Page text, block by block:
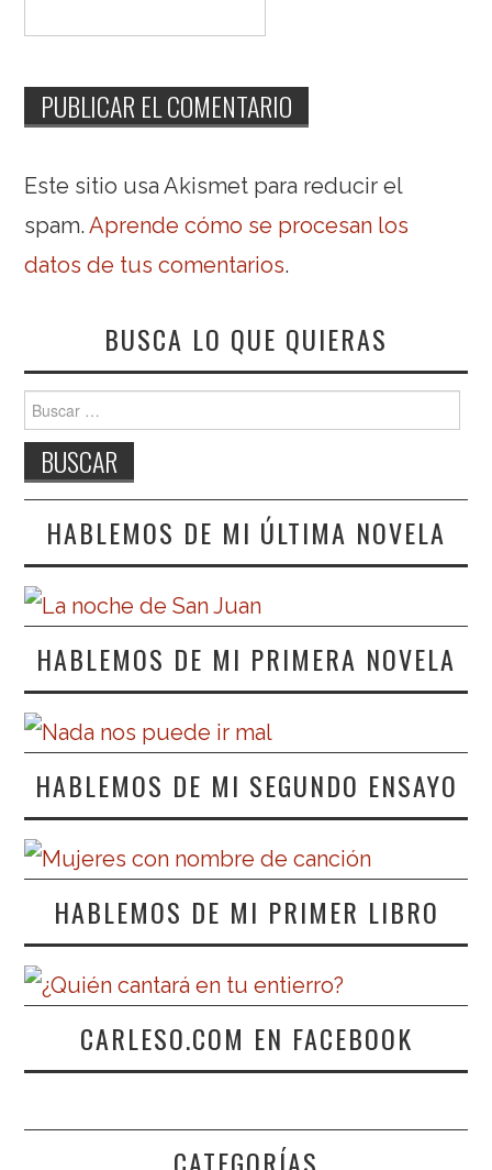
Este sitio usa Akismet para reducir el
spam.Aprende cómo se procesan los
datos de tus comentarios.
BUSCA LO QUE QUIERAS
Buscar:
HABLEMOS DE MI ÚLTIMA NOVELA
HABLEMOS DE MI PRIMERA NOVELA
HABLEMOS DE MI SEGUNDO ENSAYO
HABLEMOS DE MI PRIMER LIBRO
CARLESO.COM EN FACEBOOK
CATEGORÍAS